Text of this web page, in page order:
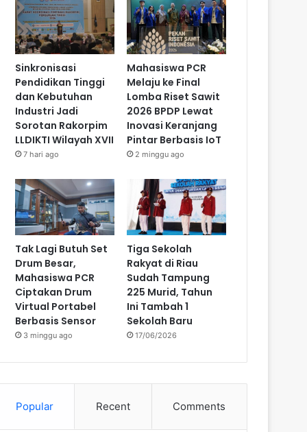
Sinkronisasi
Pendidikan Tinggi
dan Kebutuhan
Industri Jadi
Sorotan Rakorpim
LLDIKTI Wilayah XVII
7 hari ago
Mahasiswa PCR
Melaju ke Final
Lomba Riset Sawit
2026 BPDP Lewat
Inovasi Keranjang
Pintar Berbasis IoT
2 minggu ago
Tak Lagi Butuh Set
Drum Besar,
Mahasiswa PCR
Ciptakan Drum
Virtual Portabel
Berbasis Sensor
3 minggu ago
Tiga Sekolah
Rakyat di Riau
Sudah Tampung
225 Murid, Tahun
Ini Tambah 1
Sekolah Baru
17/06/2026
Popular Recent Comments